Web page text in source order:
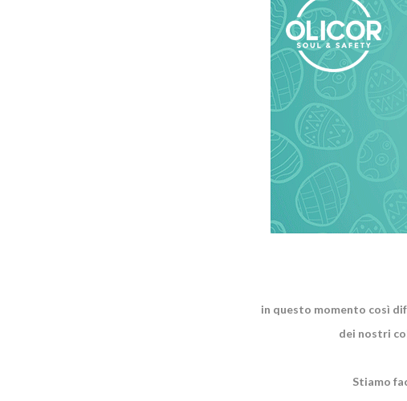
in questo momento così
dei nostri
Stiamo